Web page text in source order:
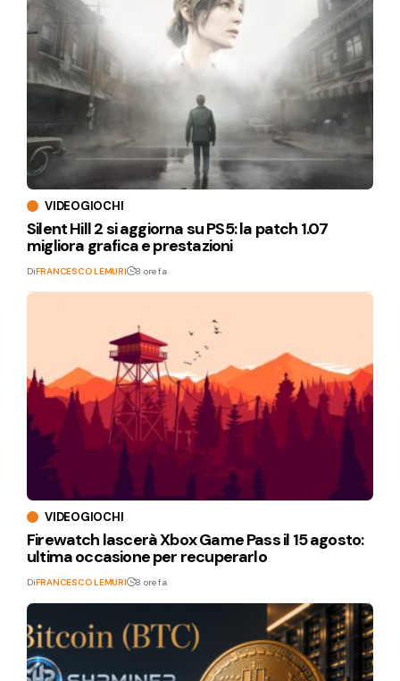
VIDEOGIOCHI
Silent Hill 2 si aggiorna su PS5: la patch 1.07
migliora grafica e prestazioni
DiFRANCESCO LEMURI 8 ore fa
VIDEOGIOCHI
Firewatch lascerà Xbox Game Pass il 15 agosto:
ultima occasione per recuperarlo
DiFRANCESCO LEMURI 8 ore fa